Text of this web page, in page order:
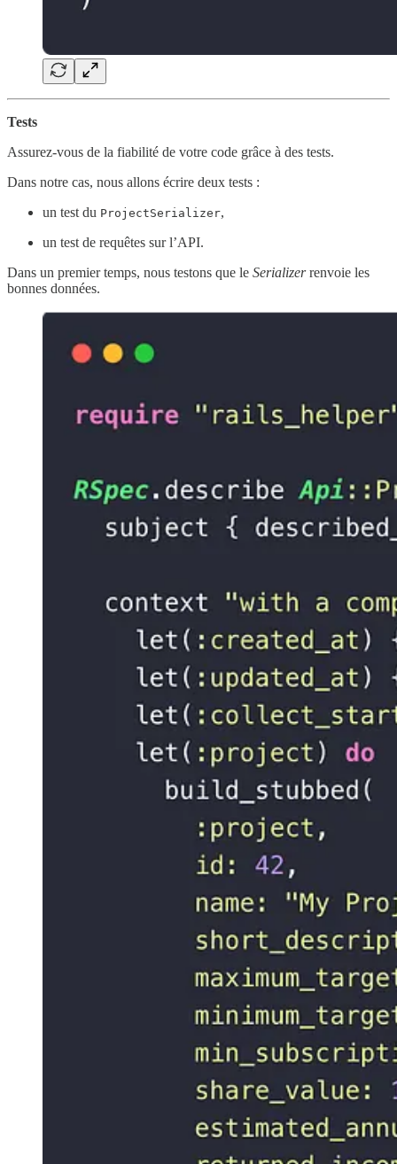
Tests
Assurez-vous de la fiabilité de votre code grâce à des tests.
Dans notre cas, nous allons écrire deux tests :
un test du ProjectSerializer,
un test de requêtes sur l’API.
Dans un premier temps, nous testons que le Serializerrenvoie les
bonnes données.